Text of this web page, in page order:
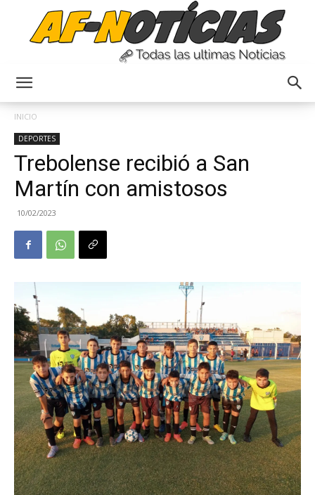
INICIO
DEPORTES
Trebolense recibió a San
Martín con amistosos
10/02/2023